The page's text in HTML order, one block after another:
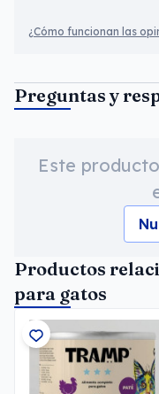
¿Cómo funcionan las
Preguntas y
Este
Productos
para gatos